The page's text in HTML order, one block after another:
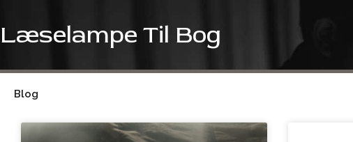
indholdet
Læselampe Til Bog
Blog